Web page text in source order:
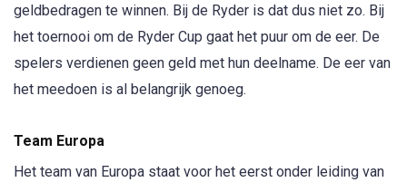
geldbedragen te winnen. Bij de Ryder is dat dus niet zo. Bij
het toernooi om de Ryder Cup gaat het puur om de eer. De
spelers verdienen geen geld met hun deelname. De eer van
het meedoen is al belangrijk genoeg.
Team Europa
Het team van Europa staat voor het eerst onder leiding van